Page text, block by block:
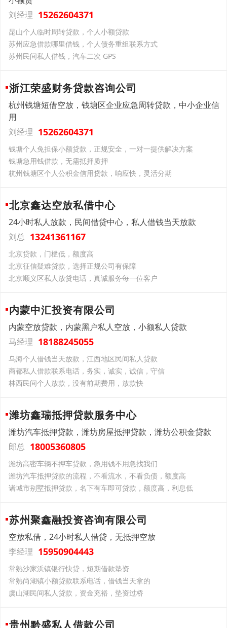
刘经理 15262604371
昆山个人临时周转贷款，个人小额贷款
苏州应急借款哪里借钱，个人债务重组联系方式
苏州民间私人借钱，汽车二次 GPS
浙江荣盛财务贷款咨询公司
杭州钱塘短借空放，钱塘区企业应急周转贷款，中小企业信
用
刘经理 15262604371
钱塘个人免担保小额贷款，正规安全，一对一提供解决方案
钱塘急用钱借款，无需抵押质押
杭州钱塘区个人公积金信用贷款，响应快，灵活分期
北京鑫达空放私借中心
24小时私人放款，民间借贷中心，私人借钱当天放款
刘总 13241361167
北京贷款，门槛低，额度高
北京征信疑难贷款，选择正规公司有保障
北京顺义区私人放贷电话，真诚服务每一位客户
内蒙中汇投资有限公司
内蒙空放贷款，内蒙黑户私人空放，小额私人贷款
马经理 18188245055
乌海个人借钱当天放款，江西地区民间私人贷款
商都私人借款联系电话，务实，诚实，诚信，守信
林西民间个人放款，没有前期费用，放款快
潍坊鑫瑞抵押贷款服务中心
潍坊汽车抵押贷款，潍坊房屋抵押贷款，潍坊公积金贷款
郎总 18005360805
潍坊高密车辆不押车贷款，急用钱不用急找我们
潍坊汽车抵押贷款的流程，不看流水，不看负债，额度高
诸城市别墅抵押贷款，名下有车即可贷款，额度高，利息低
苏州聚鑫融投资咨询有限公司
空放私借，24小时私人借贷，无抵押空放
李经理 15950904443
常熟沙家浜镇银行快贷，短期借款垫资
常熟尚湖镇小额贷款联系电话，借钱当天拿的
虞山湖民间私人贷款，资金充裕，垫资过桥
贵州黔盛私人借款公司